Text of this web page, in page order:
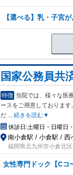
【選べる】乳・子宮
国家公務員共
特徴 当院では、様々な医
ースをご用意しておりま
だ ... 続きを読む▼
休診日:土曜日・日曜日
南小倉駅 / 小倉駅 / 西
福岡県北九州市小倉北
女性専門ドック【Cコ